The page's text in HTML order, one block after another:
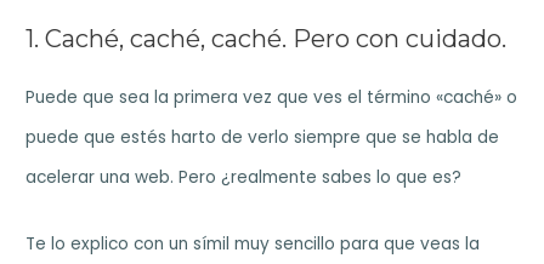
1. Caché, caché, caché. Pero con cuidado.
Puede que sea la primera vez que ves el término «caché» o
puede que estés harto de verlo siempre que se habla de
acelerar una web. Pero ¿realmente sabes lo que es?
Te lo explico con un símil muy sencillo para que veas la